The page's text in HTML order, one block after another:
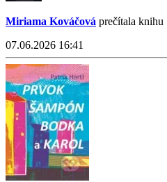
Miriama Kováčová prečítala knihu
07.06.2026 16:41